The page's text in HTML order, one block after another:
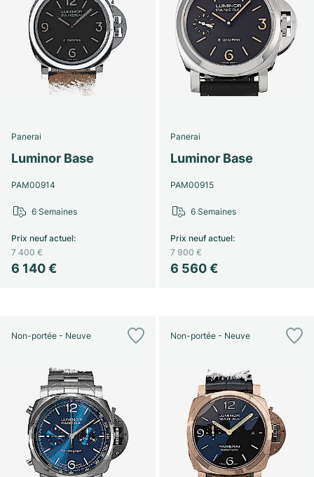
Panerai
Luminor Base
PAM00914
6 140 €
Prix neuf actuel:
7 400 €
6 Semaines
Panerai
Luminor Base
PAM00915
6 560 €
Prix neuf actuel:
7 900 €
6 Semaines
Non-portée - Neuve Non-portée - Neuve